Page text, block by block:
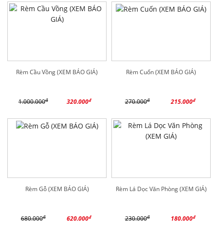
Rèm Cầu Vồng (XEM BÁO GIÁ)
1.000.000đ 320.000đ
Rèm Cuốn (XEM BÁO GIÁ)
270.000đ 215.000đ
Rèm Gỗ (XEM BÁO GIÁ)
680.000đ 620.000đ
Rèm Lá Dọc Văn Phòng (XEM GIÁ)
230.000đ 180.000đ